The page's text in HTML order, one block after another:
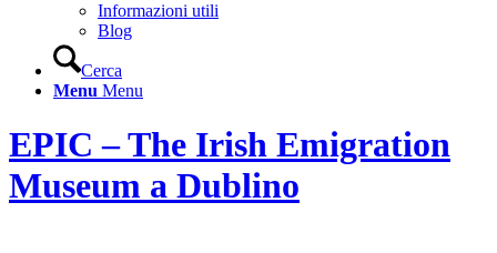
Informazioni utili
Blog
Cerca
Menu Menu
EPIC – The Irish Emigration
Museum a Dublino